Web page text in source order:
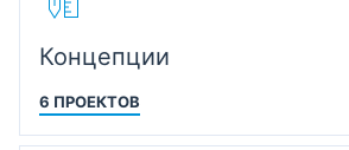
Концепции
6 ПРОЕКТОВ